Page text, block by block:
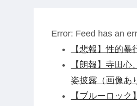
Error: Feed has an
【悲報】性的
【朗報】寺田
姿披露（画像あ
【ブルーロッ